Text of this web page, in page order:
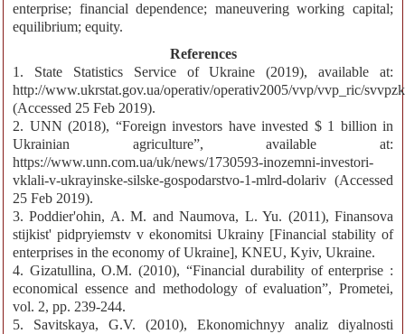
enterprise; financial dependence; maneuvering working capital;
equilibrium; equity.
References
1. State Statistics Service of Ukraine (2019), available at:
http://www.ukrstat.gov.ua/operativ/operativ2005/vvp/vvp_ric/
(Accessed 25 Feb 2019).
2. UNN (2018), “Foreign investors have invested $ 1 billion in
Ukrainian agriculture”, available at:
https://www.unn.com.ua/uk/news/1730593-inozemni-investori-
vklali-v-ukrayinske-silske-gospodarstvo-1-mlrd-dolariv (Accessed
25 Feb 2019).
3. Poddier'ohin, A. M. and Naumova, L. Yu. (2011), Finansova
stijkist' pidpryiemstv v ekonomitsi Ukrainy [Financial stability of
enterprises in the economy of Ukraine], KNEU, Kyiv, Ukraine.
4. Gizatullina, O.M. (2010), “Financial durability of enterprise :
economical essence and methodology of evaluation”, Prometei,
vol. 2, pp. 239-244.
5. Savitskaya, G.V. (2010), Ekonomichnyy analiz diyalnosti